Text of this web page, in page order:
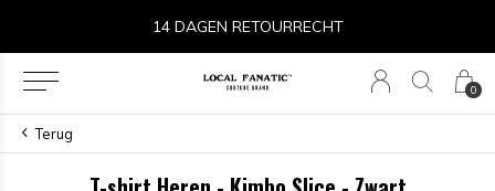
0
14 DAGEN RETOURRECHT
Terug